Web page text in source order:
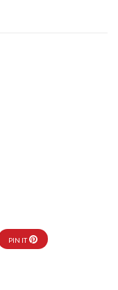
PIN IT